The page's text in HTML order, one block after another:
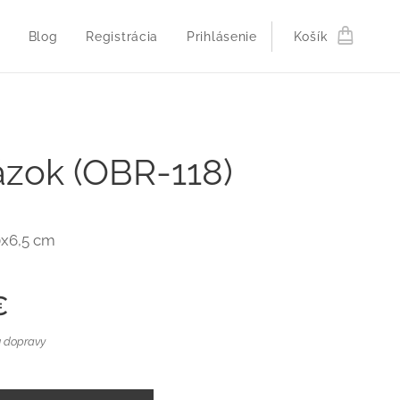
Blog Registrácia Prihlásenie Košík
(OBR-118)
cm
dopravy